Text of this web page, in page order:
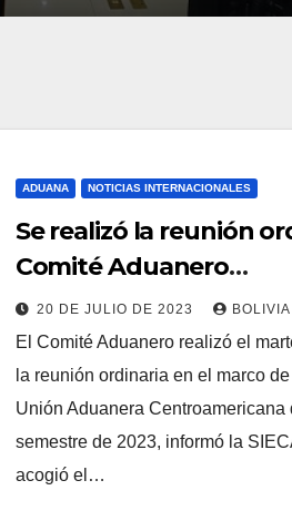
ADUANA NOTICIAS INTERNACIONALES
Se realizó la reunión
Comité Aduanero
Centroamericano
20 DE JULIO DE 2023 BOLIVIA
El Comité Aduanero realizó el
la reunión ordinaria en el marco
Unión Aduanera Centroamericana
semestre de 2023, informó la
acogió el…